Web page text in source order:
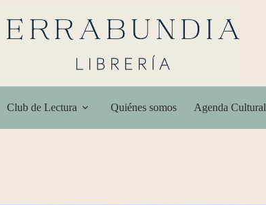
Club de Lectura Quiénes somos Agenda Cultural